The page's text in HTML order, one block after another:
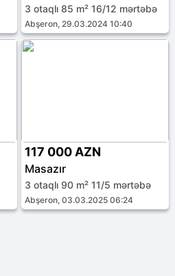
3 otaqlı 85 m² 16/12 mərtəbə
Abşeron, 29.03.2024 10:40
117 000 AZN
Masazır
3 otaqlı 90 m² 11/5 mərtəbə
Abşeron, 03.03.2025 06:24